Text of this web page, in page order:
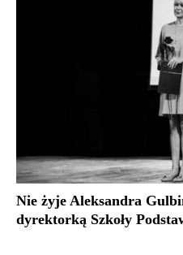
Nie żyje Aleksandra
dyrektorką Szkoły